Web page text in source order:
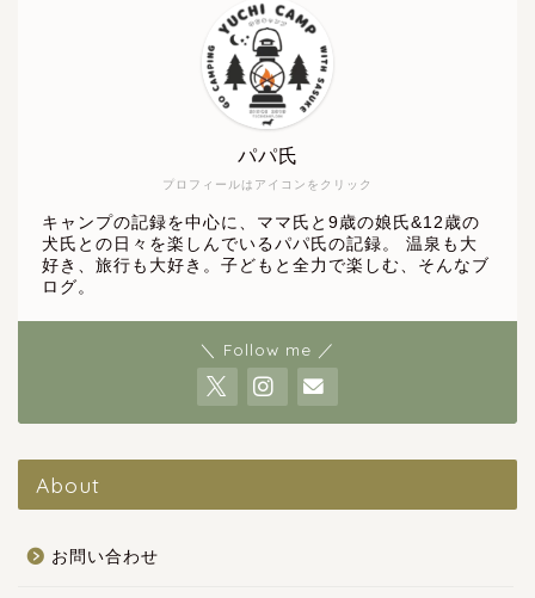
プロフィールはアイコンをクリック
パパ氏
キャンプの記録を中心に、ママ氏と9歳の娘氏&12歳の
犬氏との日々を楽しんでいるパパ氏の記録。 温泉も大
好き、旅行も大好き。子どもと全力で楽しむ、そんなブ
ログ。
＼ Follow me ／
About
お問い合わせ